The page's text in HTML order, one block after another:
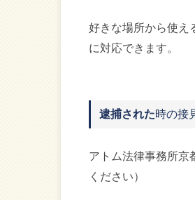
好きな場所から使え
に対応できます。
逮捕された時の接
アトム法律事務所京
ください）